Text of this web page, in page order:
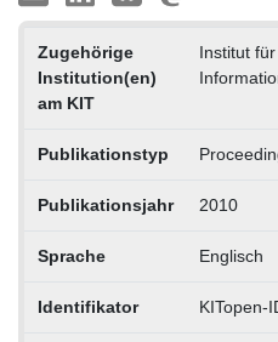
Zugehörige
Institution(en)
am KIT
Institut
Publikationstyp
Publikationsjahr 2010
Sprache Englisch
Identifikator KITopen-